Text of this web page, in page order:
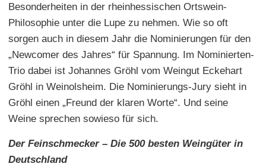
Besonderheiten in der rheinhessischen Ortswein-
Philosophie unter die Lupe zu nehmen. Wie so oft
sorgen auch in diesem Jahr die Nominierungen für den
„Newcomer des Jahres“ für Spannung. Im Nominierten-
Trio dabei ist Johannes Gröhl vom Weingut Eckehart
Gröhl in Weinolsheim. Die Nominierungs-Jury sieht in
Gröhl einen „Freund der klaren Worte“. Und seine
Weine sprechen sowieso für sich.
Der Feinschmecker – Die 500 besten Weingüter in
Deutschland